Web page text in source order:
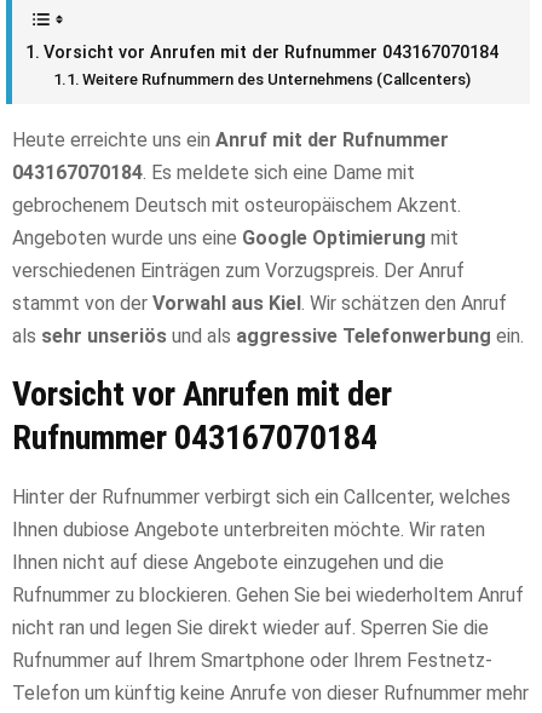
Vorsicht vor Anrufen mit der Rufnummer 043167070184
Weitere Rufnummern des Unternehmens (Callcenters)
Heute erreichte uns ein Anruf mit der Rufnummer
043167070184. Es meldete sich eine Dame mit
gebrochenem Deutsch mit osteuropäischem Akzent.
Angeboten wurde uns eine Google Optimierung mit
verschiedenen Einträgen zum Vorzugspreis. Der Anruf
stammt von der Vorwahl aus Kiel . Wir schätzen den Anruf
als sehr unseriös und als aggressive Telefonwerbung ein.
Vorsicht vor Anrufen mit der
Rufnummer 043167070184
Hinter der Rufnummer verbirgt sich ein Callcenter, welches
Ihnen dubiose Angebote unterbreiten möchte. Wir raten
Ihnen nicht auf diese Angebote einzugehen und die
Rufnummer zu blockieren. Gehen Sie bei wiederholtem Anruf
nicht ran und legen Sie direkt wieder auf. Sperren Sie die
Rufnummer auf Ihrem Smartphone oder Ihrem Festnetz-
Telefon um künftig keine Anrufe von dieser Rufnummer mehr